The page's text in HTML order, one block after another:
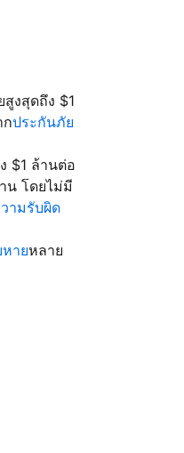
งสุดถึง $1
กประกันภัย
$1 ล้านต่อ
น โดยไม่มี
ามรับผิด
ายหลาย